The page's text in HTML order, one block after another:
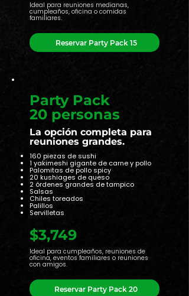
Ideal para reuniones medianas,
cumpleaños, oficina o comidas
familiares.
Reservar Party Pack 15
Party Pack
20 personas
La opción completa para
reuniones grandes.
160 piezas de sushi
1 yakimeshi gigante de carne y pollo
Palomitas de pollo spicy
20 kushiages de queso
2 órdenes grandes de tampico
Salsas
Chiles toreados
Palillos
Servilletas
$3,749
Ideal para cumpleaños, reuniones de
oficina, eventos familiares o reuniones
con amigos.
Reservar Party Pack 20